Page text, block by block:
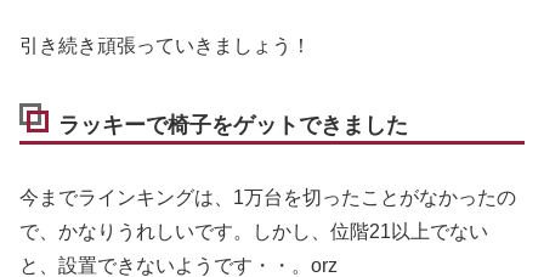
引き続き頑張っていきましょう！
ラッキーで椅子をゲットできました
今までラインキングは、1万台を切ったことがなかったの
で、かなりうれしいです。しかし、位階21以上でない
と、設置できないようです・・。orz